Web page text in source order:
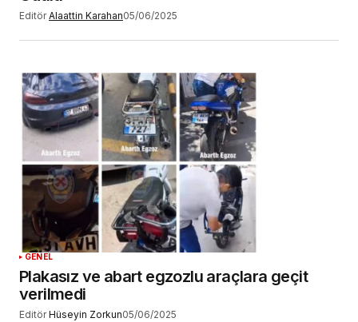
Editör Alaattin Karahan05/06/2025
GENEL
Plakasız ve abart egzozlu araçlara geçit
verilmedi
Editör Hüseyin Zorkun05/06/2025